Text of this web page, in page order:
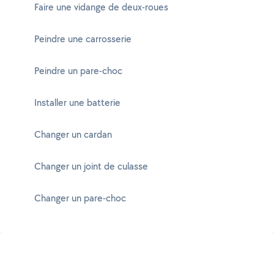
Faire une vidange de deux-roues
Peindre une carrosserie
Peindre un pare-choc
Installer une batterie
Changer un cardan
Changer un joint de culasse
Changer un pare-choc